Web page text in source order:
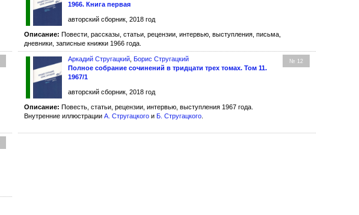
1966. Книга первая
авторский сборник, 2018 год
Описание: Повести, рассказы, статьи, рецензии, интервью, выступления, письма,
дневники, записные книжки 1966 года.
№ 12
Аркадий Стругацкий
Борис Стругацкий
Полное собрание сочинений в тридцати трех томах. Том 11.
1967/1
авторский сборник, 2018 год
Описание: Повесть, статьи, рецензии, интервью, выступления 1967 года.
Внутренние иллюстрацииА. Стругацкого и Б. Стругацкого